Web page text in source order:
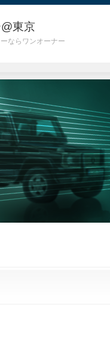
東京
ならワンオーナー